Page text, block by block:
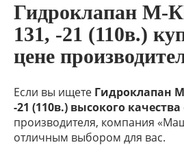
Гидроклапан М-
131, -21 (110в.)
цене
Если вы ищете Гидроклапан
-21 (110в.) высокого качества
производителя, компания
отличным выбором для вас.